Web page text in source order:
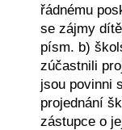
řádnému
se zájmy
písm. b)
zúčastnili
jsou povinni
projednání
zástupce o